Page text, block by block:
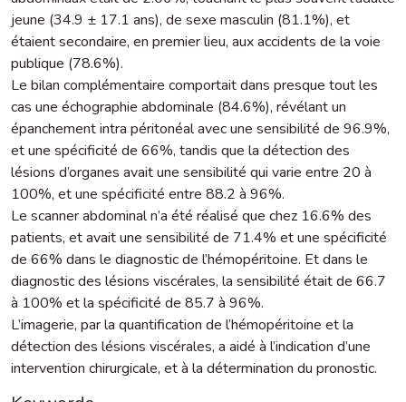
jeune (34.9 ± 17.1 ans), de sexe masculin (81.1%), et
étaient secondaire, en premier lieu, aux accidents de la voie
publique (78.6%).
Le bilan complémentaire comportait dans presque tout les
cas une échographie abdominale (84.6%), révélant un
épanchement intra péritonéal avec une sensibilité de 96.9%,
et une spécificité de 66%, tandis que la détection des
lésions d’organes avait une sensibilité qui varie entre 20 à
100%, et une spécificité entre 88.2 à 96%.
Le scanner abdominal n’a été réalisé que chez 16.6% des
patients, et avait une sensibilité de 71.4% et une spécificité
de 66% dans le diagnostic de l’hémopéritoine. Et dans le
diagnostic des lésions viscérales, la sensibilité était de 66.7
à 100% et la spécificité de 85.7 à 96%.
L’imagerie, par la quantification de l’hémopéritoine et la
détection des lésions viscérales, a aidé à l’indication d’une
intervention chirurgicale, et à la détermination du pronostic.